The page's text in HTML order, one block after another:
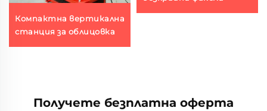
Компактна вертикална
станция за облицовка
Получете безплатна оферта